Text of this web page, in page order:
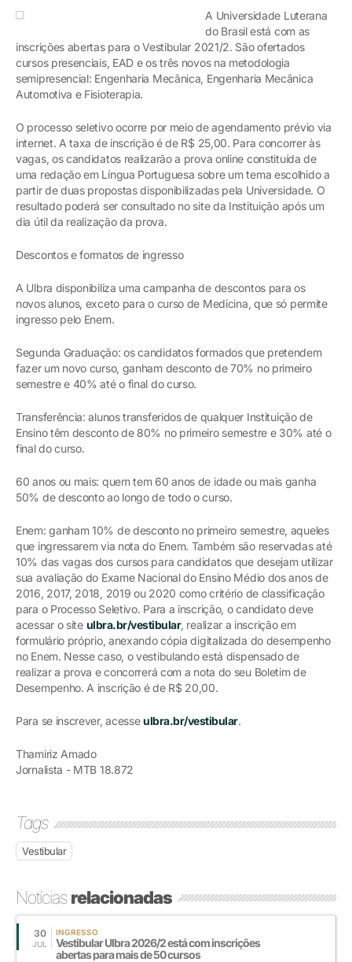
A Universidade Luterana
do Brasil está com as
inscrições abertas para o Vestibular 2021/2. São ofertados
cursos presenciais, EAD e os três novos na metodologia
semipresencial: Engenharia Mecânica, Engenharia Mecânica
Automotiva e Fisioterapia.
O processo seletivo ocorre por meio de agendamento prévio via
internet. A taxa de inscrição é de R$ 25,00. Para concorrer às
vagas, os candidatos realizarão a prova online constituída de
uma redação em Língua Portuguesa sobre um tema escolhido a
partir de duas propostas disponibilizadas pela Universidade. O
resultado poderá ser consultado no site da Instituição após um
dia útil da realização da prova.
Descontos e formatos de ingresso
A Ulbra disponibiliza uma campanha de descontos para os
novos alunos, exceto para o curso de Medicina, que só permite
ingresso pelo Enem.
Segunda Graduação: os candidatos formados que pretendem
fazer um novo curso, ganham desconto de 70% no primeiro
semestre e 40% até o final do curso.
Transferência: alunos transferidos de qualquer Instituição de
Ensino têm desconto de 80% no primeiro semestre e 30% até o
final do curso.
60 anos ou mais: quem tem 60 anos de idade ou mais ganha
50% de desconto ao longo de todo o curso.
Enem: ganham 10% de desconto no primeiro semestre, aqueles
que ingressarem via nota do Enem. Também são reservadas até
10% das vagas dos cursos para candidatos que desejam utilizar
sua avaliação do Exame Nacional do Ensino Médio dos anos de
2016, 2017, 2018, 2019 ou 2020 como critério de classificação
para o Processo Seletivo. Para a inscrição, o candidato deve
acessar o site ulbra.br/vestibular, realizar a inscrição em
formulário próprio, anexando cópia digitalizada do desempenho
no Enem. Nesse caso, o vestibulando está dispensado de
realizar a prova e concorrerá com a nota do seu Boletim de
Desempenho. A inscrição é de R$ 20,00.
Para se inscrever, acesseulbra.br/vestibular.
Thamiriz Amado
Jornalista - MTB 18.872
Tags
Vestibular
Notíciasrelacionadas
30
JUL
INGRESSO
Vestibular Ulbra 2026/2 está com inscrições
abertas para mais de 50 cursos